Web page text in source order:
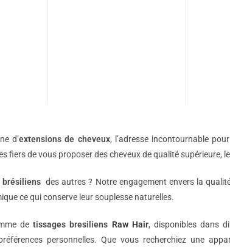
d’extensions de cheveux, l’adresse incontournable
fiers de vous proposer des cheveux de qualité supérieure, le
brésiliensdes autres ? Notre engagement envers la
ce qui conserve leur souplesse naturelles.
detissages bresiliens Raw Hair, disponibles dans
personnelles. Que vous recherchiez une